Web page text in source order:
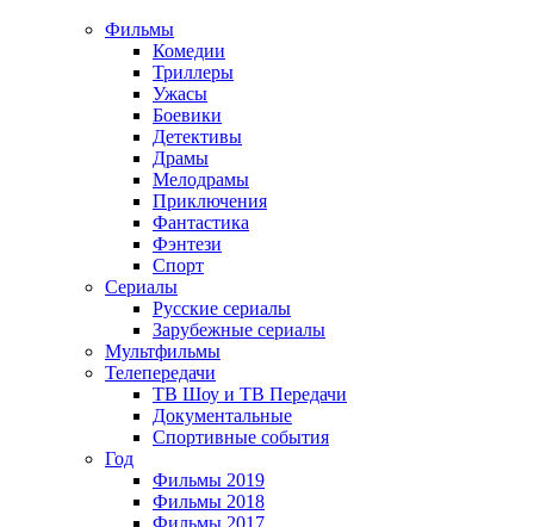
Фильмы
Комедии
Триллеры
Ужасы
Боевики
Детективы
Драмы
Мелодрамы
Приключения
Фантастика
Фэнтези
Спорт
Сериалы
Русские сериалы
Зарубежные сериалы
Мультфильмы
Телепередачи
ТВ Шоу и ТВ Передачи
Документальные
Спортивные события
Год
Фильмы 2019
Фильмы 2018
Фильмы 2017